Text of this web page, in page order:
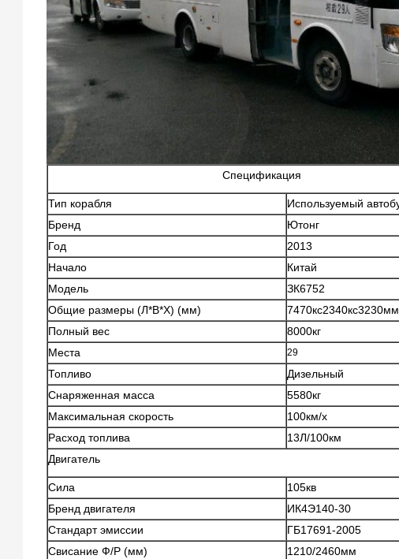
Спецификация
Тип корабля
Используемый
Бренд
Ютонг
Год
2013
Начало
Китай
Модель
ЗК6752
Общие размеры (Л*В*Х) (мм)
7470кс2340кс3230мм
Полный вес
8000кг
Места
29
Топливо
Дизельный
Снаряженная масса
5580кг
Максимальная скорость
100км/х
Расход топлива
13Л/100км
Двигатель
Сила
105кв
Бренд двигателя
ИК4Э140-30
Стандарт эмиссии
ГБ17691-2005
Свисание Ф/Р (мм)
1210/2460мм